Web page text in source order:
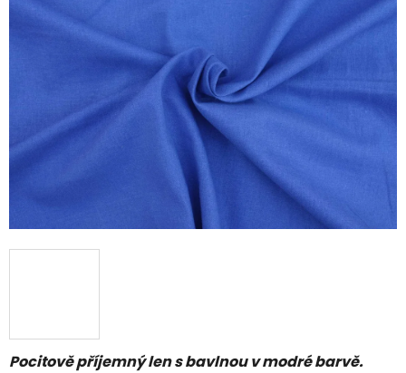
Pocitově příjemný len s bavlnou v modré barvě.
0,0